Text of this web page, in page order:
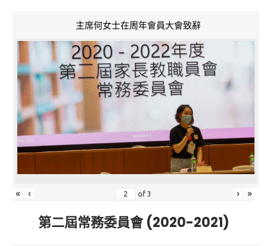
主席何女士在周年會員大會致辭
« ‹ of3 › »
第二屆常務委員會 (2020-2021)